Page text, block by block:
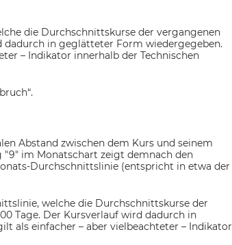
die Durchschnittskurse der vergangenen
in geglätteter Form wiedergegeben.
– Indikator innerhalb der Technischen
Abstand zwischen dem Kurs und seinem
im Monatschart zeigt demnach den
Durchschnittslinie (entspricht in etwa der
welche die Durchschnittskurse der
Tage. Der Kursverlauf wird dadurch in
als einfacher – aber vielbeachteter – Indikator